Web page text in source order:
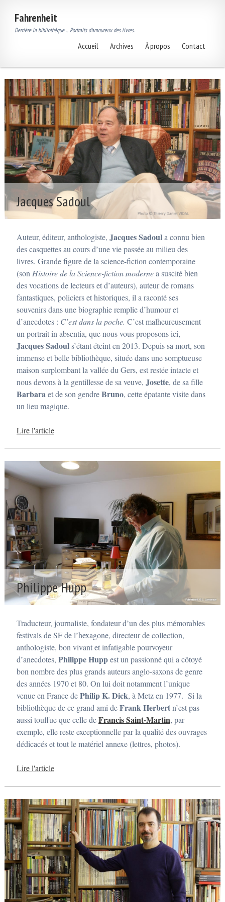
Fahrenheit
Derrière la bibliothèque… Portraits d’amoureux des livres.
Accueil Archives À propos Contact
Jacques Sadoul
t
é
3
0
m
a
i
2
0
1
7
p
a
r
a
d
m
i
n
Auteur, éditeur, anthologiste, Jacques Sadoula connu bien
des casquettes au cours d’une vie passée au milieu des
livres. Grande figure de la science-fiction contemporaine
(son Histoire de la Science-fiction modernea suscité bien
des vocations de lecteurs et d’auteurs), auteur de romans
fantastiques, policiers et historiques, il a raconté ses
souvenirs dans une biographie remplie d’humour et
d’anecdotes : C’est dans la poche. C’est malheureusement
un portrait in absentia, que nous vous proposons ici,
Jacques Sadouls’étant éteint en 2013. Depuis sa mort, son
immense et belle bibliothèque, située dans une somptueuse
maison surplombant la vallée du Gers, est restée intacte et
nous devons à la gentillesse de sa veuve, Josette, de sa fille
Barbaraet de son gendreBruno, cette épatante visite dans
un lieu magique.
Lire l'article
Philippe Hupp
P
t
é
j
a
v
i
r
2
1
7
a
d
i
Traducteur, journaliste, fondateur d’un des plus mémorables
festivals de SF de l’hexagone, directeur de collection,
anthologiste, bon vivant et infatigable pourvoyeur
d’anecdotes, Philippe Huppest un passionné qui a côtoyé
bon nombre des plus grands auteurs anglo-saxons de genre
des années 1970 et 80. On lui doit notamment l’unique
venue en France dePhilip K. Dick, à Metz en 1977. Si la
bibliothèque de ce grand ami deFrank Herbertn’est pas
aussi touffue que celle deFrancis Saint-Martin, par
exemple, elle reste exceptionnelle par la qualité des ouvrages
dédicacés et tout le matériel annexe (lettres, photos).
Lire l'article